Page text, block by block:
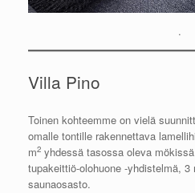
.
Villa Pino
Toinen kohteemme on vielä
omalle tontille rakennettava
m2 yhdessä tasossa oleva
tupakeittiö-olohuone -yhdistelmä,
saunaosasto.